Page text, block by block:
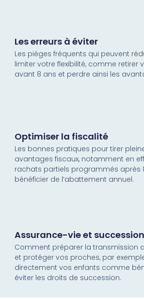
Les erreurs à éviter
Les pièges fréquents qui peuvent
limiter votre flexibilité, comme retirer
avant 8 ans et perdre ainsi les
Optimiser la fiscalité
Les bonnes pratiques pour tirer
avantages fiscaux, notamment en
rachats partiels programmés après
bénéficier de l’abattement annuel.
Assurance-vie et succession
Comment préparer la transmission
et protéger vos proches, par
directement vos enfants comme
éviter les droits de succession.